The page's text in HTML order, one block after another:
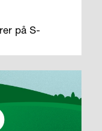
på S-